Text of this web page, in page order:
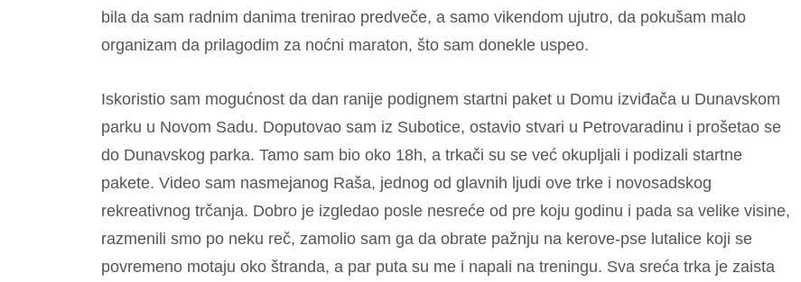
bila da sam radnim danima trenirao predveče, a samo vikendom ujutro, da pokušam malo
organizam da prilagodim za noćni maraton, što sam donekle uspeo.
Iskoristio sam mogućnost da dan ranije podignem startni paket u Domu izviđača u Dunavskom
parku u Novom Sadu. Doputovao sam iz Subotice, ostavio stvari u Petrovaradinu i prošetao se
do Dunavskog parka. Tamo sam bio oko 18h, a trkači su se već okupljali i podizali startne
pakete. Video sam nasmejanog Raša, jednog od glavnih ljudi ove trke i novosadskog
rekreativnog trčanja. Dobro je izgledao posle nesreće od pre koju godinu i pada sa velike visine,
razmenili smo po neku reč, zamolio sam ga da obrate pažnju na kerove-pse lutalice koji se
povremeno motaju oko štranda, a par puta su me i napali na treningu. Sva sreća trka je zaista